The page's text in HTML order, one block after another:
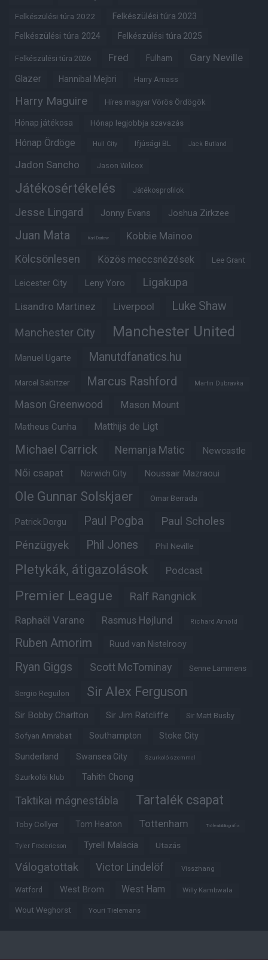
Felkészülési túra 2022 Felkészülési túra 2023
Felkészülési túra 2024 Felkészülési túra 2025
Felkészülési túra 2026 Fred Fulham Gary Neville
Glazer Hannibal Mejbri Harry Amass
Harry Maguire Híres magyar Vörös Ördögök
Hónap játékosa Hónap legjobbja szavazás
Hónap Ördöge Hull City Ifjúsági BL Jack Butland
Jadon Sancho Jason Wilcox
Játékosértékelés Játékosprofilok
Jesse Lingard Jonny Evans Joshua Zirkzee
Juan Mata Karl Darlow Kobbie Mainoo
Kölcsönlesen Közös meccsnézések Lee Grant
Leicester City Leny Yoro Ligakupa
Lisandro Martinez Liverpool Luke Shaw
Manchester City Manchester United
Manuel Ugarte Manutdfanatics.hu
Marcel Sabitzer Marcus Rashford Martin Dubravka
Mason Greenwood Mason Mount
Matheus Cunha Matthijs de Ligt
Michael Carrick Nemanja Matic Newcastle
Női csapat Norwich City Noussair Mazraoui
Ole Gunnar Solskjaer Omar Berrada
Patrick Dorgu Paul Pogba Paul Scholes
Pénzügyek Phil Jones Phil Neville
Pletykák, átigazolások Podcast
Premier League Ralf Rangnick
Raphaël Varane Rasmus Højlund Richard Arnold
Ruben Amorim Ruud van Nistelrooy
Ryan Giggs Scott McTominay Senne Lammens
Sergio Reguilon Sir Alex Ferguson
Sir Bobby Charlton Sir Jim Ratcliffe Sir Matt Busby
Sofyan Amrabat Southampton Stoke City
Sunderland Swansea City Szurkoló szemmel
Szurkolói klub Tahith Chong
Taktikai mágnestábla Tartalék csapat
Toby Collyer Tom Heaton Tottenham Trófeabibliográfia
Tyler Fredericson Tyrell Malacia Utazás
Válogatottak Victor Lindelöf Visszhang
Watford West Brom West Ham Willy Kambwala
Wout Weghorst Youri Tielemans